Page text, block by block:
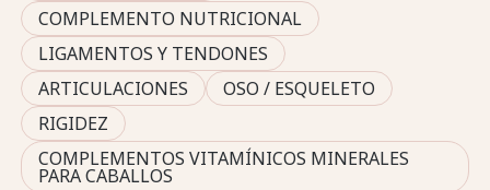
COMPLEMENTO NUTRICIONAL
LIGAMENTOS Y TENDONES
ARTICULACIONES
OSO / ESQUELETO
RIGIDEZ
COMPLEMENTOS VITAMÍNICOS MINERALES
PARA CABALLOS